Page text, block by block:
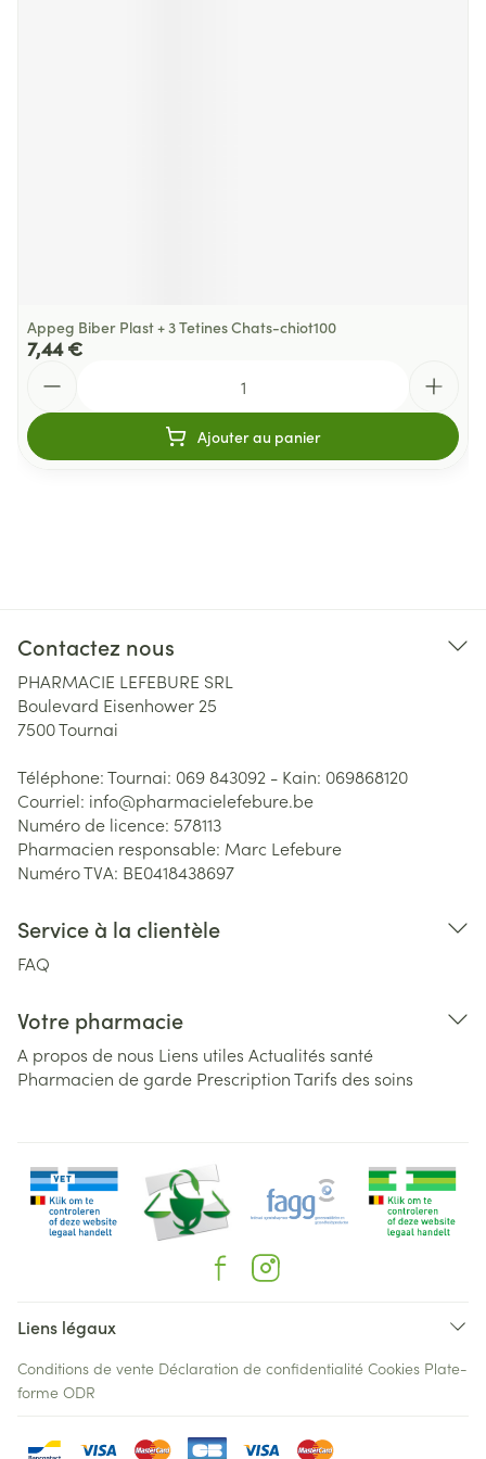
Appeg Biber Plast + 3 Tetines Chats-chiot100
7,44 €
Ajouter au panier
Contactez nous
PHARMACIE LEFEBURE SRL
Boulevard Eisenhower 25
7500Tournai
Téléphone:Tournai: 069 843092 - Kain: 069868120
Courriel: info@pharmacielefebure.be
Numéro de licence: 578113
Pharmacien responsable: Marc Lefebure
Numéro TVA: BE0418438697
Service à la clientèle
FAQ
Votre pharmacie
A propos de nous Liens utiles Actualités santé
Pharmacien de garde PrescriptionTarifs des soins
Liens légaux
Conditions de vente Déclaration de confidentialité Cookies Plate-
forme ODR